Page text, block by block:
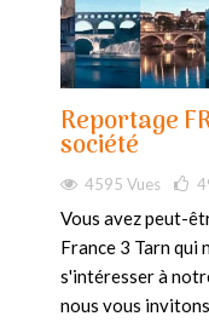
Reportage
société
4595 Vues
Vous avez peut-
France 3 Tarn qui
s'intéresser à
nous vous